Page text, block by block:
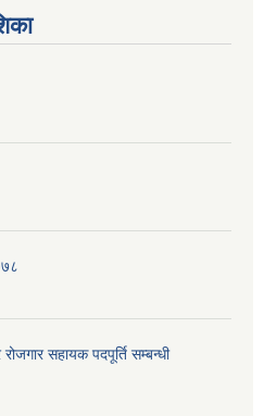
सहायक पदपूर्ति सम्बन्धी